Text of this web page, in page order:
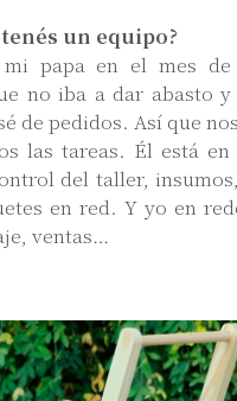
tenés un equipo?
papa en el mes de
no iba a dar abasto
de pedidos. Así que
las tareas. Él está
del taller,
en red. Y yo en
ventas…